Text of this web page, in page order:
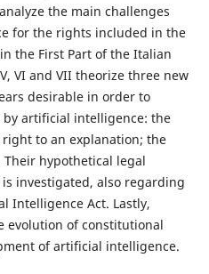
the main challenges
for the rights included in the
the First Part of the Italian
VI and VII theorize three new
desirable in order to
artificial intelligence: the
to an explanation; the
hypothetical legal
investigated, also regarding
Intelligence Act. Lastly,
evolution of constitutional
of artificial intelligence.